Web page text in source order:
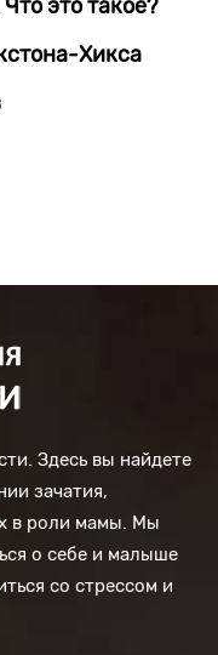
это такое?
Хикса
Здесь вы найдете
зачатия,
в роли мамы. Мы
о себе и малыше
со стрессом и